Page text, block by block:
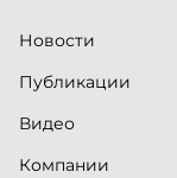
Новости
Публикации
Видео
Компании